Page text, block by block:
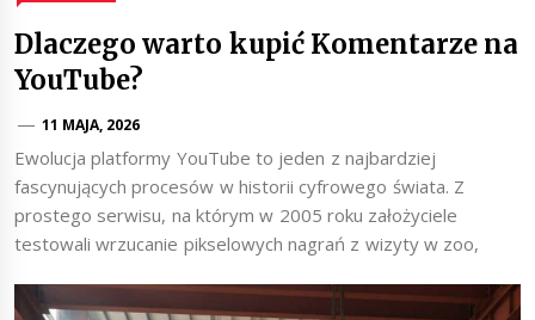
Dlaczego warto kupić Komentarze na
YouTube?
11 MAJA, 2026
Ewolucja platformy YouTube to jeden z najbardziej
fascynujących procesów w historii cyfrowego świata. Z
prostego serwisu, na którym w 2005 roku założyciele
testowali wrzucanie pikselowych nagrań z wizyty w zoo,